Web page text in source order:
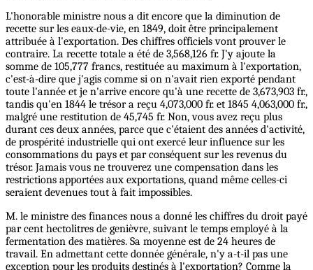
L'honorable ministre nous a dit encore que la diminution de
recette sur les eaux-de-vie, en 1849, doit être principalement
attribuée à l'exportation. Des chiffres officiels vont prouver le
contraire. La recette totale a été de 3,568,126 fr. J'y ajoute la
somme de 105,777 francs, restituée au maximum à l'exportation,
c'est-à-dire que j'agis comme si on n'avait rien exporté pendant
toute l'année et je n'arrive encore qu'à une recette de 3,673,903 fr.,
tandis qu'en 1844 le trésor a reçu 4,073,000 fr. et 1845 4,063,000 fr.,
malgré une restitution de 45,745 fr. Non, vous avez reçu plus
durant ces deux années, parce que c'étaient des années d'activité,
de prospérité industrielle qui ont exercé leur influence sur les
consommations du pays et par conséquent sur les revenus du
trésor. Jamais vous ne trouverez une compensation dans les
restrictions apportées aux exportations, quand même celles-ci
seraient devenues tout à fait impossibles.
M. le ministre des finances nous a donné les chiffres du droit payé
par cent hectolitres de genièvre, suivant le temps employé à la
fermentation des matières. Sa moyenne est de 24 heures de
travail. En admettant cette donnée générale, n'y a-t-il pas une
exception pour les produits destinés à l'exportation? Comme la